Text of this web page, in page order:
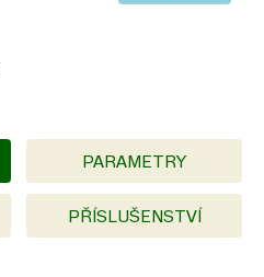
PARAMETRY
PŘÍSLUŠENSTVÍ